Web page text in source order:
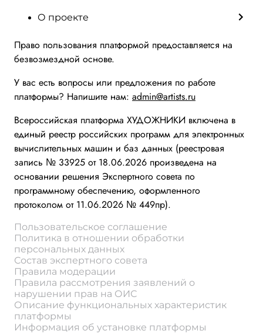
О проекте
Право пользования платформой предоставляется на
безвозмездной основе.
У вас есть вопросы или предложения по работе
платформы? Напишите нам: admin@artists.ru
Всероссийская платформа ХУДОЖНИКИ включена в
единый реестр российских программ для электронных
вычислительных машин и баз данных (реестровая
запись № 33925 от 18.06.2026 произведена на
основании решения Экспертного совета по
программному обеспечению, оформленного
протоколом от 11.06.2026 № 449пр).
Пользовательское соглашение
Политика в отношении обработки
персональных данных
Состав экспертного совета
Правила модерации
Правила рассмотрения заявлений о
нарушении прав на ОИС
Описание функциональных характеристик
платформы
Информация об установке платформы